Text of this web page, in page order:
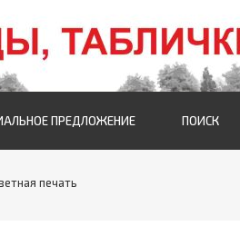
ПРЕДЛОЖЕНИЕ ПОИСК
печать